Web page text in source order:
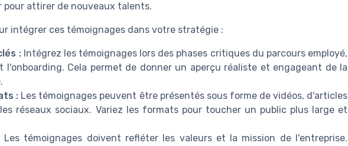
attirer de nouveaux talents.
intégrer ces témoignages dans votre stratégie :
:Intégrez les témoignages lors des phases critiques du parcours employé,
l'onboarding. Cela permet de donner un aperçu réaliste et engageant de la
: Les témoignages peuvent être présentés sous forme de vidéos, d'articles
réseaux sociaux. Variez les formats pour toucher un public plus large et
Les témoignages doivent refléter les valeurs et la mission de l'entreprise.